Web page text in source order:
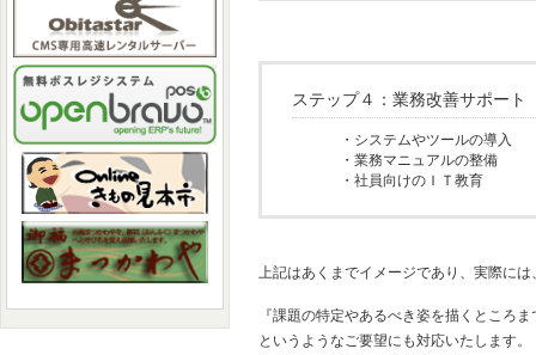
ステップ４：業務改善サポート
・システムやツールの導入
・業務マニュアルの整備
・社員向けのＩＴ教育
上記はあくまでイメージであり、実際に
『課題の特定やあるべき姿を描くところ
というようなご要望にも対応いたします。